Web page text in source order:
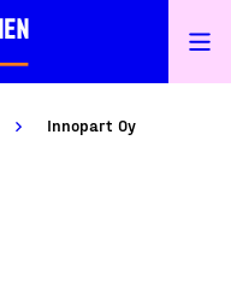
Innopart Oy